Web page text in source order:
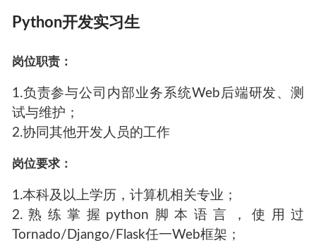
Python开发实习生
岗位职责：
1.负责参与公司内部业务系统Web后端研发、测
试与维护；
2.协同其他开发人员的工作
岗位要求：
1.本科及以上学历，计算机相关专业；
2.熟练掌握python脚本语言，使用过
Tornado/Django/Flask任一Web框架；